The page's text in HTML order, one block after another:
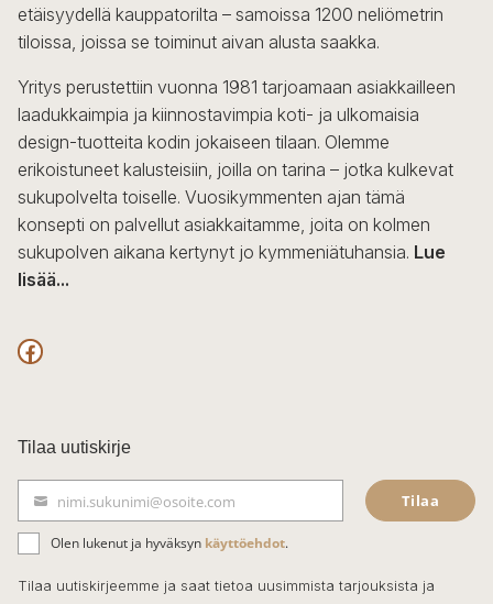
etäisyydellä kauppatorilta – samoissa 1200 neliömetrin
tiloissa, joissa se toiminut aivan alusta saakka.
Yritys perustettiin vuonna 1981 tarjoamaan asiakkailleen
laadukkaimpia ja kiinnostavimpia koti- ja ulkomaisia
design-tuotteita kodin jokaiseen tilaan. Olemme
erikoistuneet kalusteisiin, joilla on tarina – jotka kulkevat
sukupolvelta toiselle. Vuosikymmenten ajan tämä
konsepti on palvellut asiakkaitamme, joita on kolmen
sukupolven aikana kertynyt jo kymmeniätuhansia. Lue
lisää...
F
c
e
b
o
o
Tilaa uutiskirje
ä
h
k
nimi.sukunimi@osoite.com Tilaa
Olen lukenut ja hyväksyn käyttöehdot.
Tilaa uutiskirjeemme ja saat tietoa uusimmista tarjouksista ja